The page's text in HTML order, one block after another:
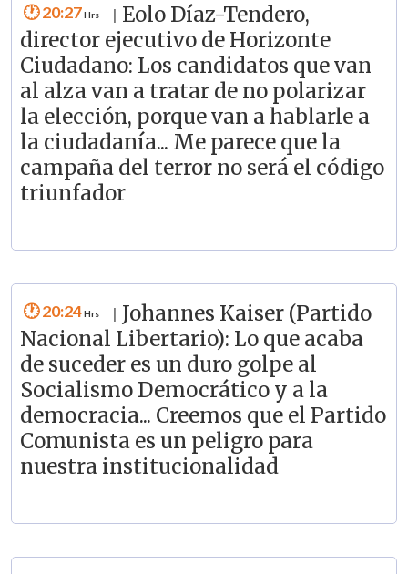
20:27
Eolo Díaz-Tendero,
director ejecutivo de Horizonte
Ciudadano: Los candidatos que van
al alza van a tratar de no polarizar
la elección, porque van a hablarle a
la ciudadanía... Me parece que la
campaña del terror no será el código
triunfador
20:24
Johannes Kaiser (Partido
Nacional Libertario): Lo que acaba
de suceder es un duro golpe al
Socialismo Democrático y a la
democracia... Creemos que el Partido
Comunista es un peligro para
nuestra institucionalidad